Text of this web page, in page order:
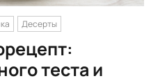
Десерты
теста и